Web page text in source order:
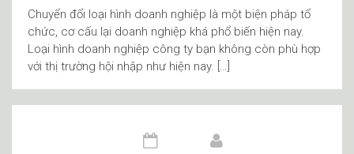
Chuyển đổi loại hình doanh nghiệp là một biện pháp tổ
chức, cơ cấu lại doanh nghiệp khá phổ biến hiện nay.
Loại hình doanh nghiệp công ty bạn không còn phù hợp
với thị trường hội nhập như hiện nay. […]